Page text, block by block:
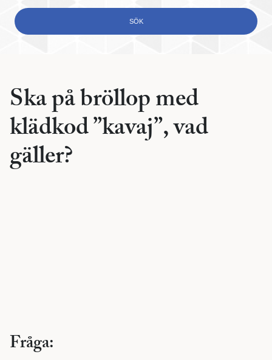
Ska på bröllop med
klädkod ”kavaj”, vad
gäller?
Fråga: